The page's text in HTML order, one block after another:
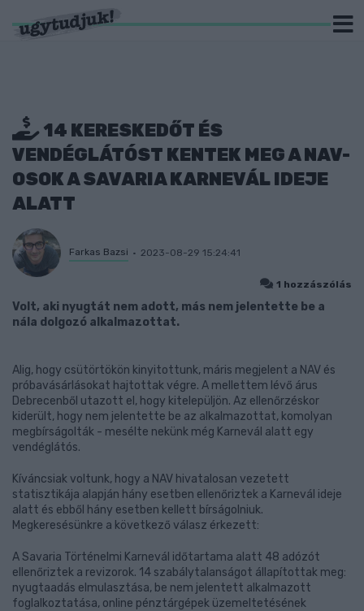
14 KERESKEDŐT ÉS
VENDÉGLÁTÓST KENTEK MEG A NAV-
OSOK A SAVARIA KARNEVÁL IDEJE
ALATT
Farkas Bazsi 2023-08-29 15:24:41
1 hozzászólás
Volt, aki nyugtát nem adott, más nem jelentette be a
nála dolgozó alkalmazottat.
Alig, hogy csütörtökön kinyitottunk, máris megjelent a NAV és
próbavásárlásokat hajtottak végre. A mellettem lévő árus
Debrecenből utazott el, hogy kitelepüljön. Az ellenőrzéskor
kiderült, hogy nem jelentette be az alkalmazottat, komolyan
megbírságolták - mesélte nekünk még Karnevál alatt egy
vendéglátós.
Kíváncsiak voltunk, hogy a NAV hivatalosan vezetett
statisztikája alapján hány esetben ellenőriztek a Karnevál ideje
alatt és ebből hány esetben kellett bírságolniuk.
Megkeresésünkre a következő válasz érkezett:
A Savaria Történelmi Karnevál időtartama alatt 48 adózót
ellenőriztek a revizorok. 14 szabálytalanságot állapítottak meg:
nyugtaadás elmulasztása, be nem jelentett alkalmazott
foglalkoztatása, online pénztárgépek üzemeltetésének